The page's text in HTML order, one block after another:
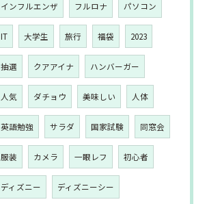
インフルエンザ フルロナ パソコン
IT 大学生 旅行 福袋 2023
抽選 クアアイナ ハンバーガー
人気 ダチョウ 美味しい 人体
英語勉強 サラダ 国家試験 同窓会
服装 カメラ 一眼レフ 初心者
ディズニー ディズニーシー